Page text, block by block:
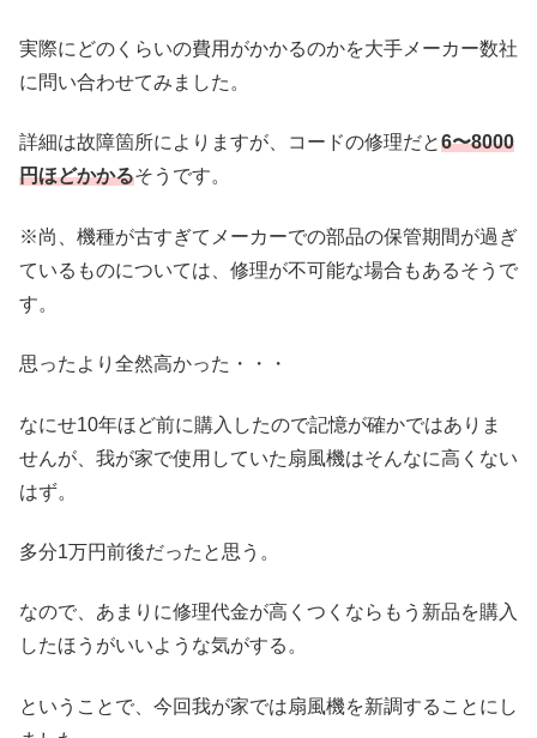
実際にどのくらいの費用がかかるのかを大手メーカー数社
に問い合わせてみました。
詳細は故障箇所によりますが、コードの修理だと6〜8000
円ほどかかるそうです。
※尚、機種が古すぎてメーカーでの部品の保管期間が過ぎ
ているものについては、修理が不可能な場合もあるそうで
す。
思ったより全然高かった・・・
なにせ10年ほど前に購入したので記憶が確かではありま
せんが、我が家で使用していた扇風機はそんなに高くない
はず。
多分1万円前後だったと思う。
なので、あまりに修理代金が高くつくならもう新品を購入
したほうがいいような気がする。
ということで、今回我が家では扇風機を新調することにし